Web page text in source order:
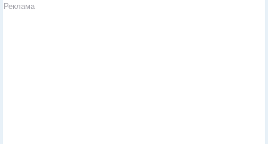
Реклама